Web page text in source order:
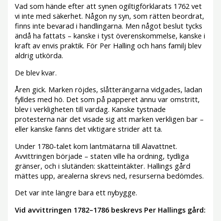
Vad som hände efter att synen ogiltigförklarats 1762 vet
vi inte med säkerhet. Någon ny syn, som rätten beordrat,
finns inte bevarad i handlingarna. Men något beslut tycks
ändå ha fattats – kanske i tyst överenskommelse, kanske i
kraft av envis praktik. För Per Halling och hans familj blev
aldrig utkörda.
De blev kvar.
Åren gick. Marken röjdes, slåtterängarna vidgades, ladan
fylldes med hö. Det som på papperet ännu var omstritt,
blev i verkligheten till vardag. Kanske tystnade
protesterna när det visade sig att marken verkligen bar –
eller kanske fanns det viktigare strider att ta.
Under 1780-talet kom lantmätarna till Alavattnet.
Avvittringen började – staten ville ha ordning, tydliga
gränser, och i slutänden: skatteintäkter. Hallings gård
mättes upp, arealerna skrevs ned, resurserna bedömdes.
Det var inte längre bara ett nybygge.
Vid avvittringen 1782–1786 beskrevs Per Hallings gård: